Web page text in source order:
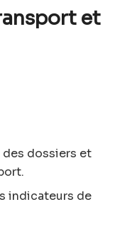
et
dossiers et
indicateurs de